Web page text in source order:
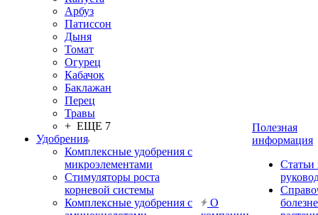
Арбуз
Патиссон
Дыня
Томат
Огурец
Кабачок
Баклажан
Перец
Травы
+ ЕЩЕ 7
Удобрения
Комплексные удобрения с
микроэлементами
Стимуляторы роста
корневой системы
Комплексные удобрения с
О
Полезная
информация
Статьи